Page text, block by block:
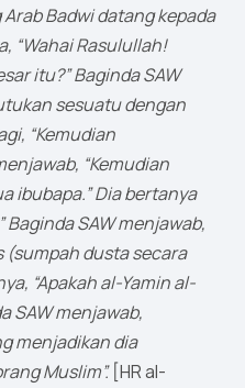
Badwi datang kepada
“Wahai Rasulullah!
itu?” Baginda SAW
sesuatu dengan
“Kemudian
“Kemudian
ibubapa.” Dia bertanya
Baginda SAW menjawab,
(sumpah dusta secara
“Apakah al-Yamin al-
SAW menjawab,
menjadikan dia
Muslim”.[HR al-